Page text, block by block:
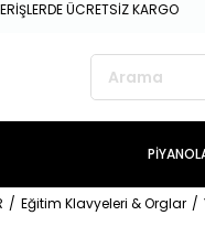
ÜCRETSİZ KARGO
Eğitim Klavyeleri & Orglar